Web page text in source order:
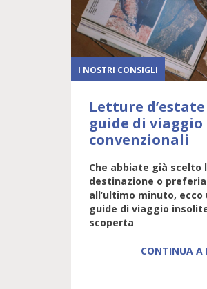
I NOSTRI CONSIGLI
Letture
guide di viaggio
convenzionali
Che abbiate già scelto
destinazione o
all’ultimo minuto, ecco
guide di viaggio
scoperta
CONTINUA A